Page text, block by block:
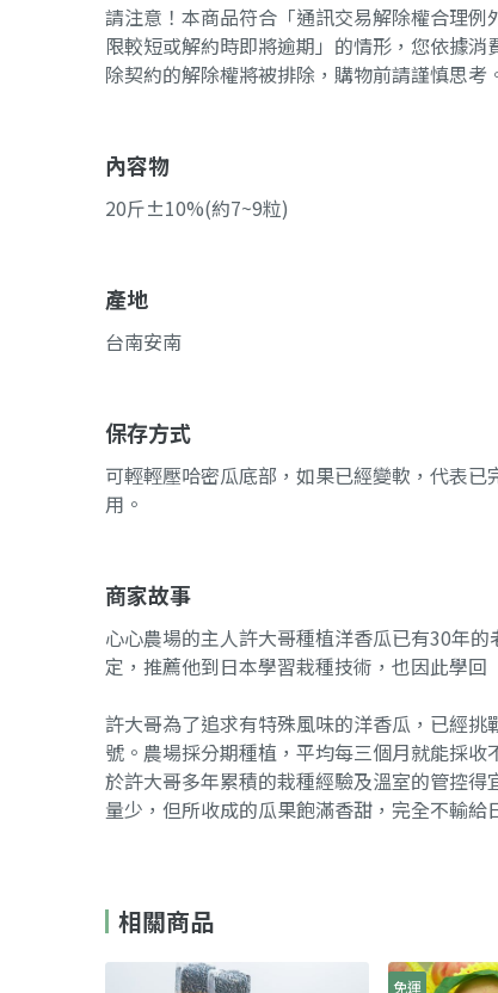
請注意！本商品符合「通訊交易解除權合理
限較短或解約時即將逾期」的情形，您依據
除契約的解除權將被排除，購物前請謹慎思考
內容物
20斤±10%(約7~9粒)
產地
台南安南
保存方式
可輕輕壓哈密瓜底部，如果已經變軟，代表
用。
商家故事
心心農場的主人許大哥種植洋香瓜已有30年
定，推薦他到日本學習栽種技術，也因此學回
許大哥為了追求有特殊風味的洋香瓜，已經
號。農場採分期種植，平均每三個月就能採
於許大哥多年累積的栽種經驗及溫室的管控
量少，但所收成的瓜果飽滿香甜，完全不輸給
相關商品
免運